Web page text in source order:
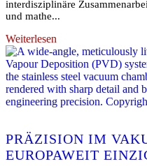
interdisziplinäre
und mathe...
Weiterlesen
PRÄZISION IM
EUROPAWEIT